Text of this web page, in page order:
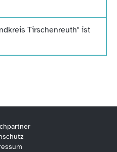
Tirschenreuth" ist